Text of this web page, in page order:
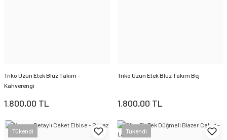
Triko Uzun Etek Bluz Takım -
Kahverengi
1.800,00 TL
Triko Uzun Etek Bluz Takım Bej
1.800,00 TL
Tükendi Tükendi